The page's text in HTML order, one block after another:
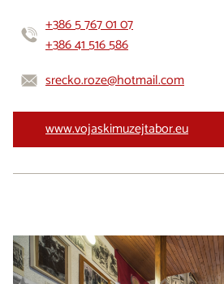
+386 5 767 01 07
+386 41 516 586
srecko.roze@hotmail.com
www.vojaskimuzejtabor.eu